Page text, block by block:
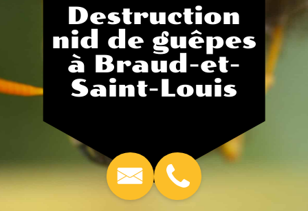
Destruction
nid de guêpes
à Braud-et-
Saint-Louis